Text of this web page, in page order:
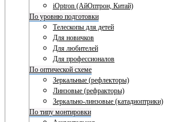
iOptron (АйОптрон, Китай)
По уровню подготовки
Телескопы для детей
Для новичков
Для любителей
Для профессионалов
По оптической схеме
Зеркальные (рефлекторы)
Линзовые (рефракторы)
Зеркально-линзовые (катадиоптрики)
По типу монтировки